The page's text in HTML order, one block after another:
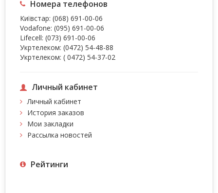
Номера телефонов
Київстар: (068) 691-00-06
Vodafone: (095) 691-00-06
Lifecell: (073) 691-00-06
Укртелеком: (0472) 54-48-88
Укртелеком: ( 0472) 54-37-02
Личный кабинет
Личный кабинет
История заказов
Мои закладки
Рассылка новостей
Рейтинги